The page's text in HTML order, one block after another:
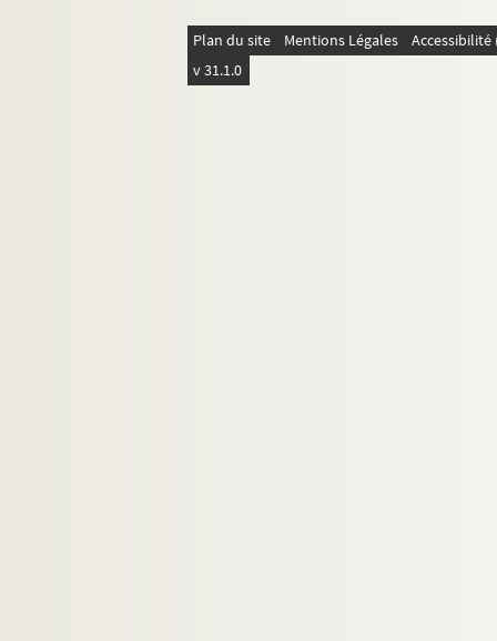
Plan du site Mentions Légales
v 31.1.0